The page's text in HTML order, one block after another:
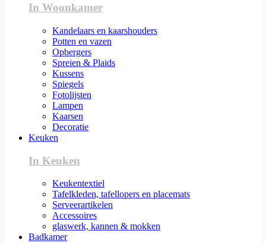
In Woonkamer
Kandelaars en kaarshouders
Potten en vazen
Opbergers
Spreien & Plaids
Kussens
Spiegels
Fotolijsten
Lampen
Kaarsen
Decoratie
Keuken
In Keuken
Keukentextiel
Tafelkleden, tafellopers en placemats
Serveerartikelen
Accessoires
glaswerk, kannen & mokken
Badkamer